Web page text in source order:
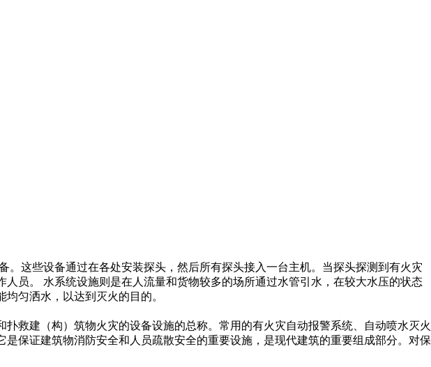
这些设备通过在各处安装探头，然后所有探头接入一台主机。当探头探测到有火灾
员。 水系统设施则是在人流量和货物较多的场所通过水管引水，在较大水压的状态
匀洒水，以达到灭火的目的。
救建（构）筑物火灾的设备设施的总称。常用的有火灾自动报警系统、自动喷水灭火
保证建筑物消防安全和人员疏散安全的重要设施，是现代建筑的重要组成部分。对保